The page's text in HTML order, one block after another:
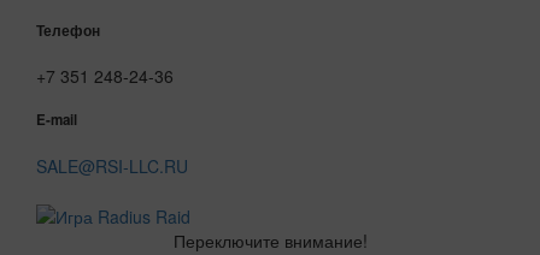
Телефон
+7 351 248-24-36
E-mail
SALE@RSI-LLC.RU
Переключите внимание!